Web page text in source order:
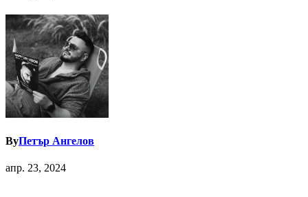
ByПетър Ангелов
апр. 23, 2024